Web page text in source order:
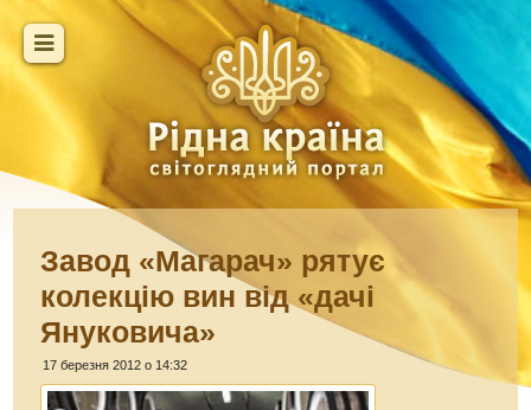
Завод «Магарач» рятує
колекцію вин від «дачі
Януковича»
17 березня 2012 о 14:32